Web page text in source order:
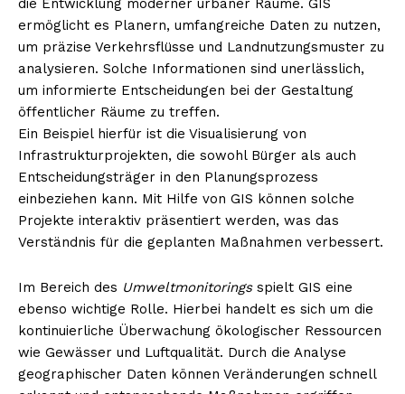
Inhalte
die Entwicklung moderner urbaner Räume. GIS
ermöglicht es Planern, umfangreiche Daten zu nutzen,
um präzise Verkehrsflüsse und Landnutzungsmuster zu
analysieren. Solche Informationen sind unerlässlich,
um informierte Entscheidungen bei der Gestaltung
öffentlicher Räume zu treffen.
Ein Beispiel hierfür ist die Visualisierung von
Infrastrukturprojekten, die sowohl Bürger als auch
Entscheidungsträger in den Planungsprozess
einbeziehen kann. Mit Hilfe von GIS können solche
Projekte interaktiv präsentiert werden, was das
Verständnis für die geplanten Maßnahmen verbessert.
Im Bereich des Umweltmonitoringsspielt GIS eine
ebenso wichtige Rolle. Hierbei handelt es sich um die
kontinuierliche Überwachung ökologischer Ressourcen
wie Gewässer und Luftqualität. Durch die Analyse
geographischer Daten können Veränderungen schnell